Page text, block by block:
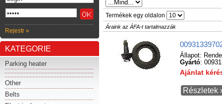
Rejestr »
KATEGORIE
Parking heater
Other
Belts
Termékek egy oldalon
Áraink az ÁFA-t tartalmazzák
Állapot:
Gyártó:
Ajánlat
Részletek